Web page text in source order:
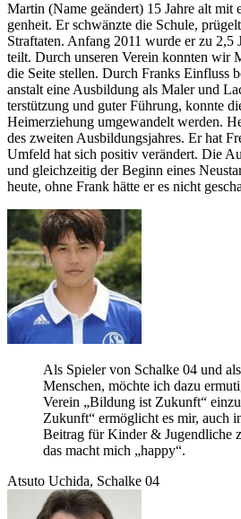
Mar­tin (Name ge­ändert) 15 Jahre alt
gen­heit. Er schwänzte die Schule,
Straf­taten. Anfang 2011 wurde er zu 2,5
teilt. Durch un­seren Ver­ein konn­ten wir
die Seite stel­len. Durch Franks Ein­fluss
an­stalt eine Aus­bildung als Maler und
ter­stützung und guter Füh­rung, konnte
Heim­er­ziehung um­ge­wandelt wer­den.
des zwei­ten Aus­bil­dungs­jahres. Er hat
Umfeld hat sich po­sitiv ver­ändert. Die
und gleich­zeitig der Beginn eines
heute, ohne Frank hätte er es nicht
Als Spie­ler von Schalke 04 und
Men­schen, möchte ich dazu
Ver­ein „Bil­dung ist Zukunft“
Zukunft“ ermög­licht es mir, auch
Bei­trag für Kin­der & Jugend­li­che
das macht mich „happy“.
Atsuto Uchida, Schalke 04